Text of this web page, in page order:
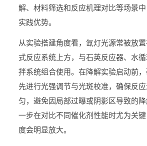
解、材料筛选和反应机理对比等场景
实践优势。
从实验搭建角度看，氙灯光源常被放
式反应系统上方，与石英反应器、水
拌系统组合使用。在降解实验启动前
先进行光强调节与光斑校准，确保反
匀，避免因局部过曝或阴影区导致的
一步在对比不同催化剂性能时尤为关
度会明显放大。